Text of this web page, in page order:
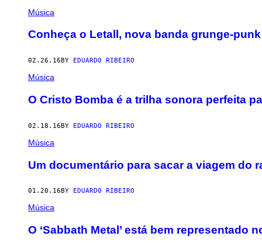
Música
Conheça o Letall, nova banda grunge-
02.26.16 BY EDUARDO RIBEIRO
Música
O Cristo Bomba é a trilha sonora perfeita
02.18.16BY EDUARDO RIBEIRO
Música
Um documentário para sacar a viagem do
01.20.16 BY EDUARDO RIBEIRO
Música
O ‘Sabbath Metal’ está bem representado